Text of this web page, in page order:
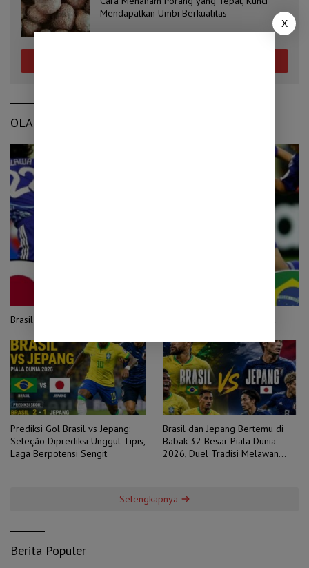
Mendapatkan Umbi Berkualitas
OLAHRAGA
Brasil vs Jepang: Mengulang Luka 2006 di Panggung Piala Dunia
Prediksi Gol Brasil vs Jepang:
Seleção Diprediksi Unggul Tipis,
Laga Berpotensi Sengit
Brasil dan Jepang Bertemu di
Babak 32 Besar Piala Dunia
2026, Duel Tradisi Melawan
Selengkapnya
Berita Populer
X